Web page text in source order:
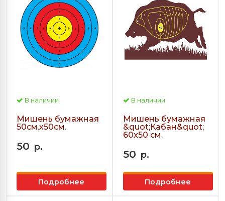
В наличии
Мишень бумажная
50см.х50см.
50 р.
Подробнее
В наличии
Мишень бумажная
&quot;Кабан&quot;
60х50 см.
50 р.
Подробнее